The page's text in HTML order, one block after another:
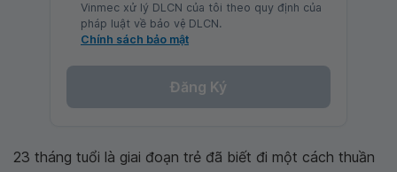
Vinmec xử lý DLCN của tôi theo quy định của
pháp luật về bảo vệ DLCN.
Chính sách bảo mật
Đăng Ký
23 tháng tuổi là giai đoạn trẻ đã biết đi một cách thuần